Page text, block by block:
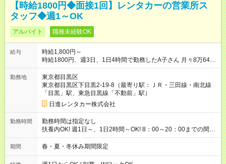
【時給1800円◆面接1回】レンタカーの営業所ス
タッフ◆週1～OK
アルバイト 職種未経験OK
給与
時給1,800円～
時給1800円、週3日、1日4時間で勤務したA子さん 月々8万6400
円収入（月4週換算で計算した目安金額です） 【試用期間】試用
期間なし
勤務地
東京都目黒区
東京都目黒区下目黒2-19-8（最寄り駅：ＪＲ・三田線・南北線
「目黒」駅、東急目黒線「不動前」駅）
日進レンタカー株式会社
勤務時間
勤務時間は指定なし
扶養内OK! 週1日～、1日2時間～OK! 8：00～20：00までの間
で、1～8時間 2か月限定、 1ヶ月、100時間まで
期間 春・夏・冬休み期間限定